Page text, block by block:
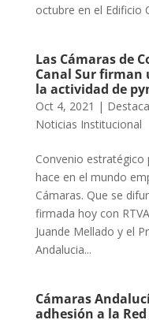
octubre en el Edificio
Las Cámaras de
Canal Sur firman
la actividad de
Oct 4, 2021 |
Noticias Institucional
Convenio
hace en el mundo
Cámaras. Que se
firmada hoy con
Juande Mellado y el
Andalucia...
Cámaras
adhesión a la